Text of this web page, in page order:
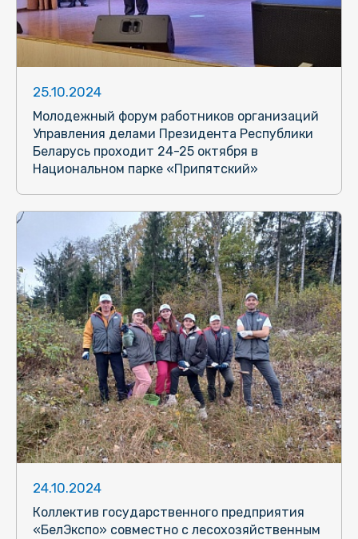
25.10.2024
Молодежный форум работников организаций
Управления делами Президента Республики
Беларусь проходит 24-25 октября в
Национальном парке «Припятский»
24.10.2024
Коллектив государственного предприятия
«БелЭкспо» совместно с лесохозяйственным